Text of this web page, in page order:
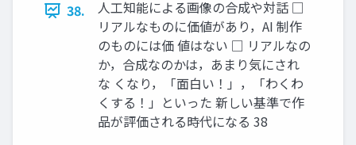
38.
人工知能による画像の合成や対話 □
リアルなものに価値があり，AI 制作
のものには価 値はない □ リアルなの
か，合成なのかは，あまり気にされ
な くなり，「面白い！」，「わくわ
くする！」といった 新しい基準で作
品が評価される時代になる 38